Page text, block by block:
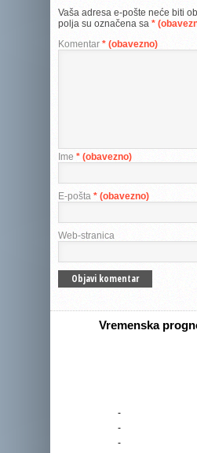
Vaša adresa e-pošte neće biti
polja su označena sa *
Komentar * (obavezno)
Ime * (obavezno)
E-pošta * (obavezno)
Web-stranica
Vremenska
-
-
-